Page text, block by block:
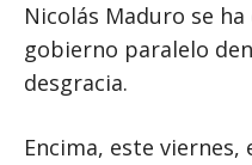
Nicolás Maduro se
gobierno paralelo
desgracia.
Encima, este viernes,